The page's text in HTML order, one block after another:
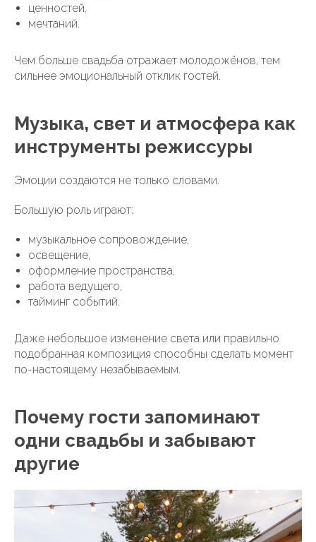
ценностей,
мечтаний.
Чем больше свадьба отражает молодожёнов, тем
сильнее эмоциональный отклик гостей.
Музыка, свет и атмосфера как
инструменты режиссуры
Эмоции создаются не только словами.
Большую роль играют:
музыкальное сопровождение,
освещение,
оформление пространства,
работа ведущего,
тайминг событий.
Даже небольшое изменение света или правильно
подобранная композиция способны сделать момент
по-настоящему незабываемым.
Почему гости запоминают
одни свадьбы и забывают
другие